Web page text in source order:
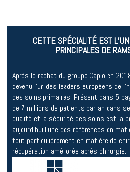
CETTE SPÉCIALITÉ EST
PRINCIPALES DE
Après le rachat du groupe Capio en
devenu l’un des leaders européens de
des soins primaires. Présent dans 5
de 7 millions de patients par an dans
qualité et la sécurité des soins est la
aujourd’hui l’une des références en
tout particulièrement en matière de
récupération améliorée après chirurgie.